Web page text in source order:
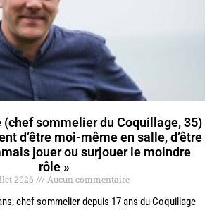
(chef sommelier du Coquillage, 35)
d’être moi-même en salle, d’être
jouer ou surjouer le moindre
rôle »
2026 Aucun commentaire
chef sommelier depuis 17 ans du Coquillage